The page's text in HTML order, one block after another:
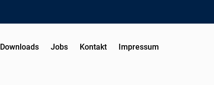
Downloads Jobs Kontakt Impressum